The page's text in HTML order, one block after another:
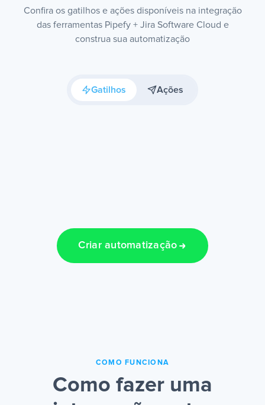
Confira os gatilhos e ações disponíveis na integração
das ferramentas Pipefy + Jira Software Cloud e
construa sua automatização
Gatilhos Ações
Criar automatização
COMO FUNCIONA
Como fazer uma